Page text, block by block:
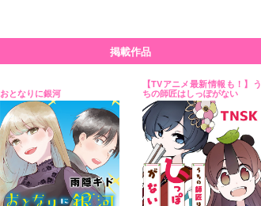
掲載作品
おとなりに銀河
【TVアニメ最新情報も！】う
ちの師匠はしっぽがない